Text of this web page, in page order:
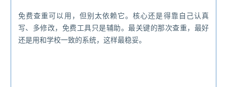
免费查重可以用，但别太依赖它。核心还是得靠自己认真
写、多修改，免费工具只是辅助。最关键的那次查重，最好
还是用和学校一致的系统，这样最稳妥。